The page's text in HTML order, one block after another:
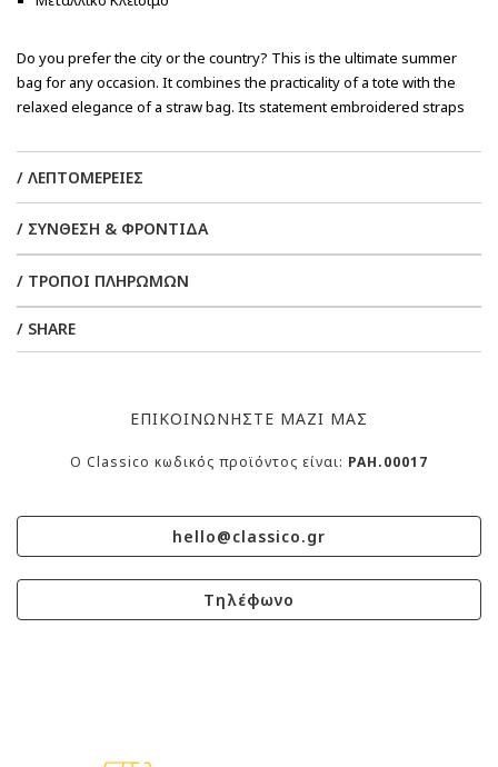
Do you prefer the city or the country? This is the ultimate summer
bag for any occasion. It combines the practicality of a tote with the
relaxed elegance of a straw bag. Its statement embroidered straps
brand is known for and a modern approach to the beloved raffia
bags.
/ ΛΕΠΤΟΜΕΡΕΙΕΣ
/ ΣΥΝΘΕΣΗ & ΦΡΟΝΤΙΔΑ
/ ΤΡΟΠΟΙ ΠΛΗΡΩΜΩΝ
/ SHARE
ΕΠΙΚΟΙΝΩΝΗΣΤΕ ΜΑΖΙ ΜΑΣ
O Classico κωδικός προϊόντος είναι: PAH.00017
hello@classico.gr
Τηλέφωνο